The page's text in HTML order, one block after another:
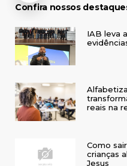
Confira nossos
IAB leva
reais na
Como
crianças
Jesus